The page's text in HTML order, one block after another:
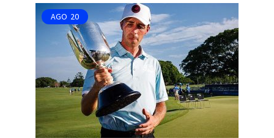
AGO 20